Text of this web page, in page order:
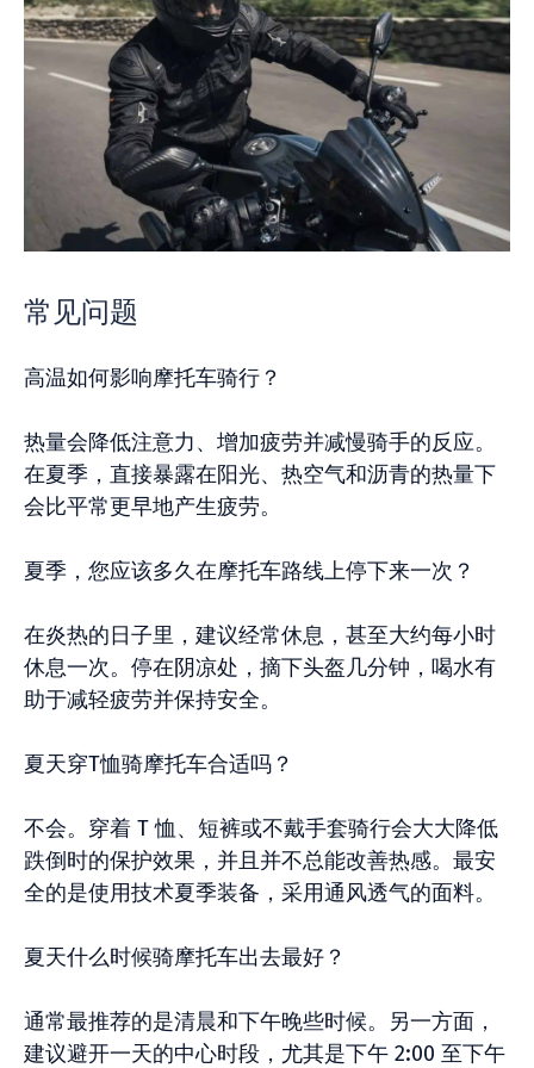
常见问题
高温如何影响摩托车骑行？
热量会降低注意力、增加疲劳并减慢骑手的反应。
在夏季，直接暴露在阳光、热空气和沥青的热量下
会比平常更早地产生疲劳。
夏季，您应该多久在摩托车路线上停下来一次？
在炎热的日子里，建议经常休息，甚至大约每小时
休息一次。停在阴凉处，摘下头盔几分钟，喝水有
助于减轻疲劳并保持安全。
夏天穿T恤骑摩托车合适吗？
不会。穿着 T 恤、短裤或不戴手套骑行会大大降低
跌倒时的保护效果，并且并不总能改善热感。最安
全的是使用技术夏季装备，采用通风透气的面料。
夏天什么时候骑摩托车出去最好？
通常最推荐的是清晨和下午晚些时候。另一方面，
建议避开一天的中心时段，尤其是下午 2:00 至下午